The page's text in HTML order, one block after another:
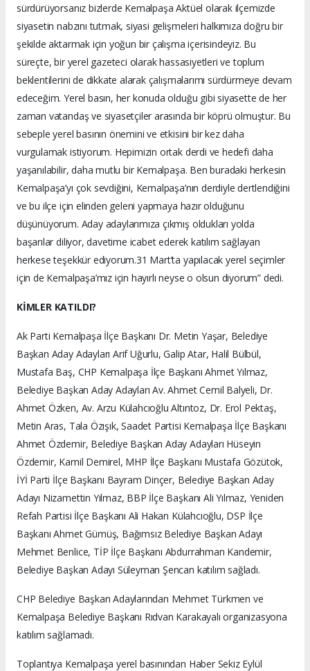
sürdürüyorsanız bizlerde Kemalpaşa Aktüel olarak ilçemizde
siyasetin nabzını tutmak, siyasi gelişmeleri halkımıza doğru bir
şekilde aktarmak için yoğun bir çalışma içerisindeyiz. Bu
süreçte, bir yerel gazeteci olarak hassasiyetleri ve toplum
beklentilerini de dikkate alarak çalışmalarımı sürdürmeye devam
edeceğim. Yerel basın, her konuda olduğu gibi siyasette de her
zaman vatandaş ve siyasetçiler arasında bir köprü olmuştur. Bu
sebeple yerel basının önemini ve etkisini bir kez daha
vurgulamak istiyorum. Hepimizin ortak derdi ve hedefi daha
yaşanılabilir, daha mutlu bir Kemalpaşa. Ben buradaki herkesin
Kemalpaşa’yı çok sevdiğini, Kemalpaşa’nın derdiyle dertlendiğini
ve bu ilçe için elinden geleni yapmaya hazır olduğunu
düşünüyorum. Aday adaylarımıza çıkmış oldukları yolda
başarılar diliyor, davetime icabet ederek katılım sağlayan
herkese teşekkür ediyorum.31 Mart’ta yapılacak yerel seçimler
için de Kemalpaşa’mız için hayırlı neyse o olsun diyorum” dedi.
KİMLER KATILDI?
Ak Parti Kemalpaşa İlçe Başkanı Dr. Metin Yaşar, Belediye
Başkan Aday Adayları Arif Uğurlu, Galip Atar, Halil Bülbül,
Mustafa Baş, CHP Kemalpaşa İlçe Başkanı Ahmet Yılmaz,
Belediye Başkan Aday Adayları Av. Ahmet Cemil Balyeli, Dr.
Ahmet Özken, Av. Arzu Külahcıoğlu Altıntoz, Dr. Erol Pektaş,
Metin Aras, Tala Özışık, Saadet Partisi Kemalpaşa İlçe Başkanı
Ahmet Özdemir, Belediye Başkan Aday Adayları Hüseyin
Özdemir, Kamil Demirel, MHP İlçe Başkanı Mustafa Gözütok,
İYİ Parti İlçe Başkanı Bayram Dinçer, Belediye Başkan Aday
Adayı Nizamettin Yılmaz, BBP İlçe Başkanı Ali Yılmaz, Yeniden
Refah Partisi İlçe Başkanı Ali Hakan Külahcıoğlu, DSP İlçe
Başkanı Ahmet Gümüş, Bağımsız Belediye Başkan Adayı
Mehmet Benlice, TİP İlçe Başkanı Abdurrahman Kandemir,
Belediye Başkan Adayı Süleyman Şencan katılım sağladı.
CHP Belediye Başkan Adaylarından Mehmet Türkmen ve
Kemalpaşa Belediye Başkanı Rıdvan Karakayalı organizasyona
katılım sağlamadı.
Toplantıya Kemalpaşa yerel basınından Haber Sekiz Eylül